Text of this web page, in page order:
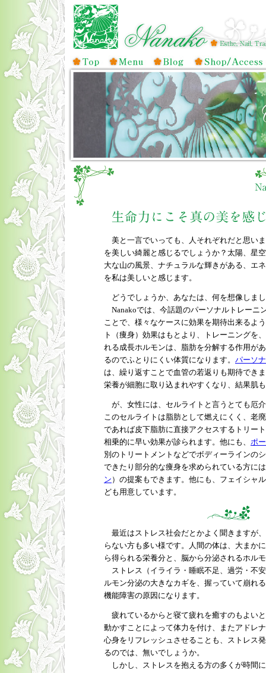
美と一言でいっても、人それぞれだと思い
を美しい綺麗と感じるでしょうか？太陽、星
大な山の風景、ナチュラルな輝きがある、エ
を私は美しいと感じます。
どうでしょうか、あなたは、何を想像しま
Nanakoでは、今話題のパーソナルトレーニ
ことで、様々なケースに効果を期待出来るよ
ト（痩身）効果はもとより、トレーニングを
れる成長ホルモンは、脂肪を分解する作用が
るのでふとりにくい体質になります。 パーソ
は、繰り返すことで血管の若返りも期待でき
栄養が細胞に取り込まれやすくなり、結果肌
が、女性には、セルライトと言うとても厄
このセルライトは脂肪として燃えにくく、老
であれば皮下脂肪に直接アクセスするトリー
相乗的に早い効果が診られます。他にも、 ポ
別のトリートメントなどでボディーラインの
できたり部分的な痩身を求められている方に
ン ）の提案もできます。他にも、フェイシャ
ども用意しています。
最近はストレス社会だとかよく聞きますが
らない方も多い様です。人間の体は、大まか
ら得られる栄養分と、脳から分泌されるホル
ストレス（イライラ・睡眠不足、過労・不
ルモン分泌の大きなカギを、握っていて崩れ
機能障害の原因になります。
疲れているからと寝て疲れを癒すのもよい
動かすことによって体力を付け、またアドレ
心身をリフレッシュさせることも、ストレス
るのでは、無いでしょうか。
しかし、ストレスを抱える方の多くが時間